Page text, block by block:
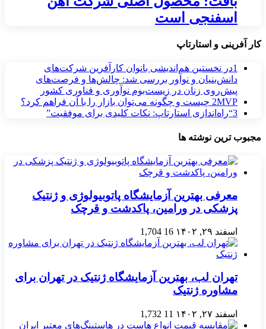
اسفنجی است
کار آفرینی و استارتاپ
1در نخستین هم‌اندیشی بانوان کارآفرین شرکت‌های
دانش‌بنیان و نوآور بررسی شد: چالش‌ها و فرصت‌های
پیش‌روی زنان در زیست‌بوم نوآوری و فناوری کشور
2MVP چیست و چگونه می‌توان بازار را با آن فراهم کرد؟
3“راه‌اندازی استارتاپ: نکات کلیدی برای موفقیت”
مجبوب ترین نوشته ها
معرفی بهترین آزمایشگاه پاتوبیولوژی و ژنتیک
پزشکی در ورامین، پاکدشت و قرچک
اسفند ۲۹, ۱۴۰۲ 16
1,704
تهران لب، بهترین آزمایشگاه ژنتیک در تهران برای
مشاوره ژنتیک
اسفند ۲۷, ۱۴۰۲ 11
1,732